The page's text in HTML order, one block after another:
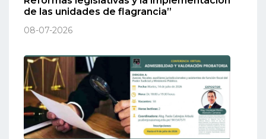
de las unidades de flagrancia”
08-07-2026